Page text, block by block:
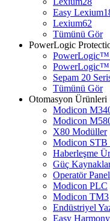
Easy
Lexium62
Tümünü Gör
PowerLogic
PowerLogic™
PowerLogic™
Sepam 20
Tümünü Gör
Otomasyon Ürünleri
Modicon
Modicon
X80 Modüller
Modicon
Haberleşme
Güç
Operatör
Modicon PLC
Modicon TM3
Endüstriyel
Easy